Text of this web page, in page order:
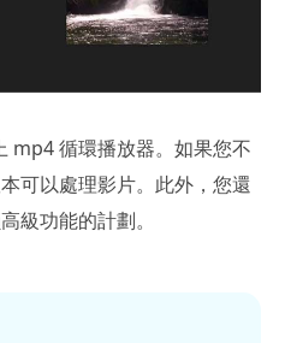
mp4 循環播放器。如果您不
可以處理影片。此外，您還
級功能的計劃。